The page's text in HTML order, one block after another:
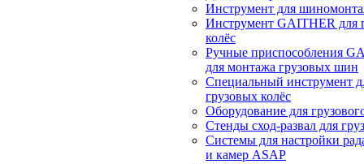
Инструмент для
Инструмент GAITHER для
колёс
Ручные приспособления
для монтажа грузовых шин
Специальный инструмент
грузовых колёс
Оборудование для
Стенды сход-развал для
Системы для настройки
и камер ASAP